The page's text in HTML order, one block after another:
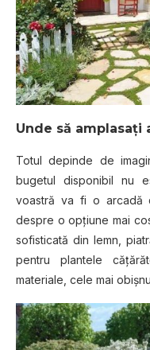
Unde să amplasaţi
Totul depinde de
bugetul disponibil nu
voastră va fi o arcadă
despre o opţiune mai
sofisticată din lemn,
pentru plantele
materiale, cele mai